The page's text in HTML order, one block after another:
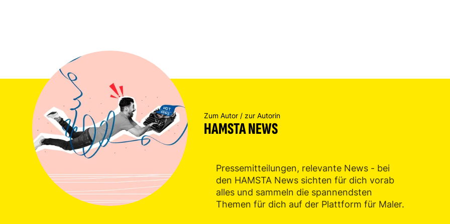
Zum Autor / zur Autorin
HAMSTA NEWS
Pressemitteilungen, relevante News - bei
den HAMSTA News sichten für dich vorab
alles und sammeln die spannendsten
Themen für dich auf der Plattform für Maler.